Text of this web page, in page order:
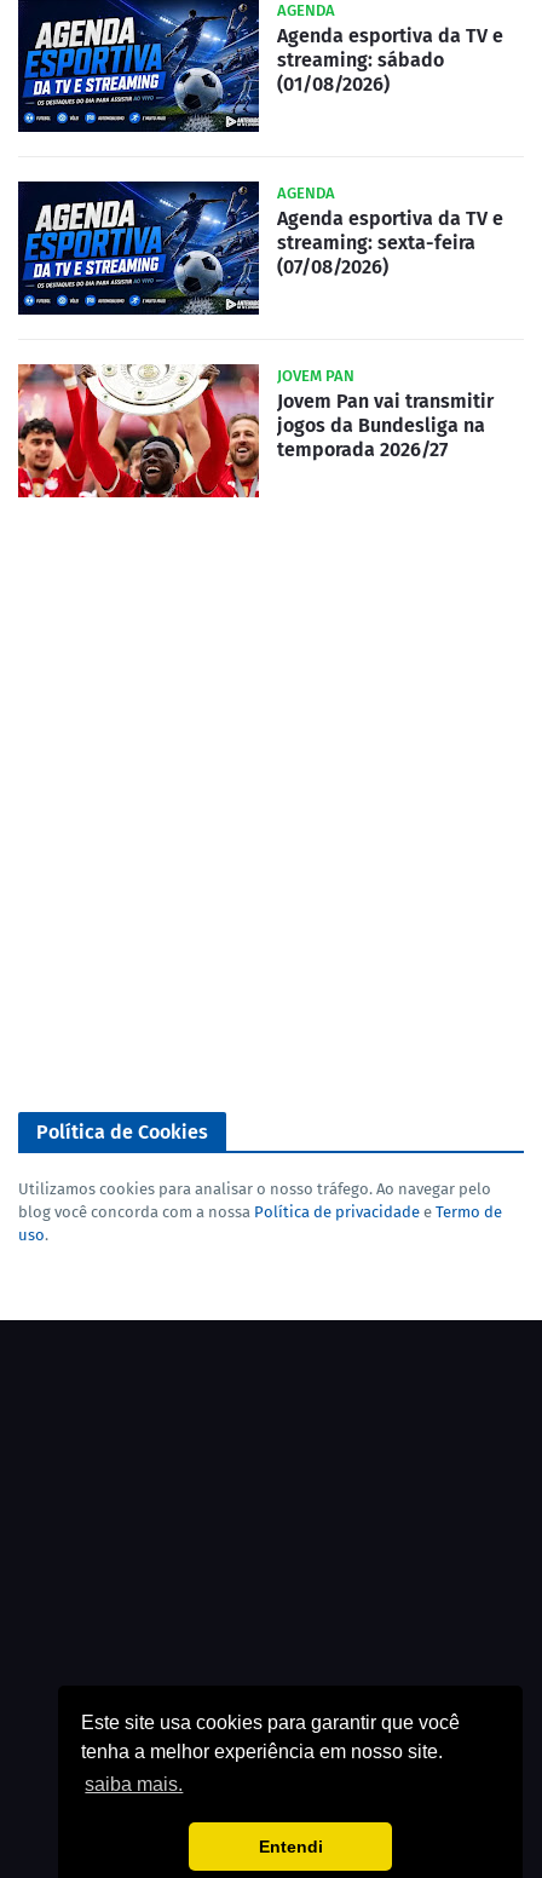
Este site usa cookies para garantir que você
tenha a melhor experiência em nosso site.
saiba mais.
Entendi
AGENDA
Agenda esportiva da TV e
streaming: sábado
(01/08/2026)
AGENDA
Agenda esportiva da TV e
streaming: sexta-feira
(07/08/2026)
JOVEM PAN
Jovem Pan vai transmitir
jogos da Bundesliga na
temporada 2026/27
Política de Cookies
Utilizamos cookies para analisar o nosso tráfego. Ao navegar pelo
blog você concorda com a nossa Política de privacidade e Termo de
uso.